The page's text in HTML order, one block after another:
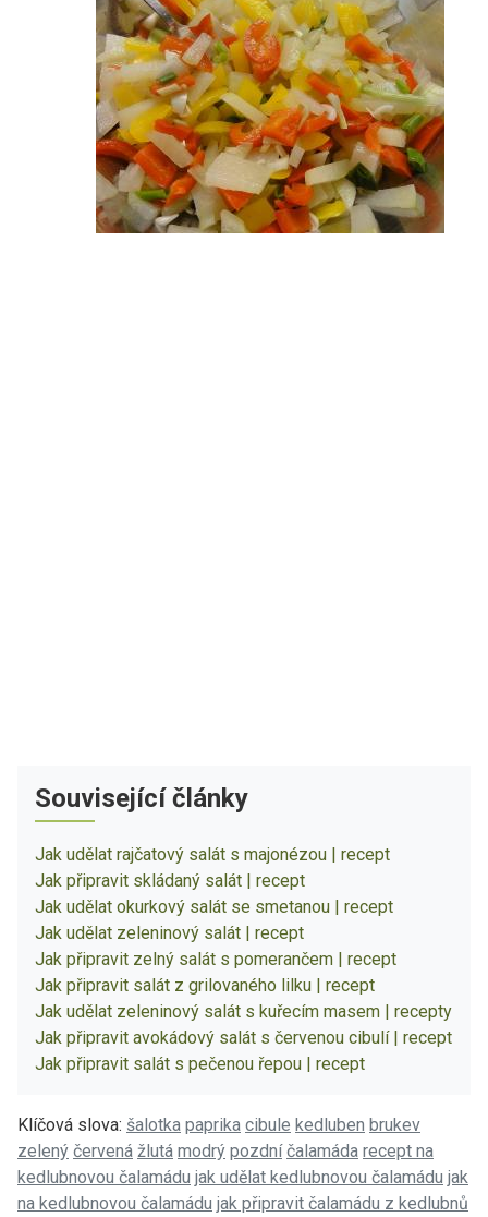
Související články
Jak udělat rajčatový salát s majonézou | recept
Jak připravit skládaný salát | recept
Jak udělat okurkový salát se smetanou | recept
Jak udělat zeleninový salát | recept
Jak připravit zelný salát s pomerančem | recept
Jak připravit salát z grilovaného lilku | recept
Jak udělat zeleninový salát s kuřecím masem | recepty
Jak připravit avokádový salát s červenou cibulí | recept
Jak připravit salát s pečenou řepou | recept
Klíčová slova: šalotka paprika cibule kedluben brukev
zelený červená žlutá modrý pozdní čalamáda recept na
kedlubnovou čalamádu jak udělat kedlubnovou čalamádu jak
na kedlubnovou čalamádu jak připravit čalamádu z kedlubnů